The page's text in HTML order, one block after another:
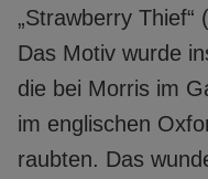
„Strawberry
Das Motiv wurde
die bei Morris im
im englischen
raubten. Das